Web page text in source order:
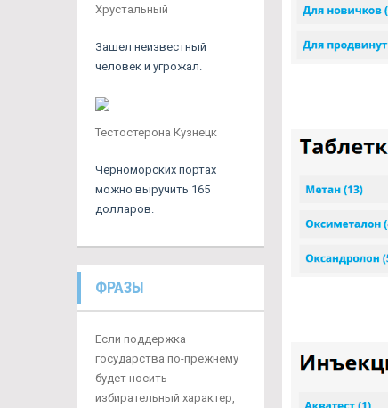
Хрустальный
Зашел неизвестный
человек и угрожал.
Тестостерона Кузнецк
Черноморских портах
можно выручить 165
долларов.
ФРАЗЫ
Если поддержка
государства по-прежнему
будет носить
избирательный характер,